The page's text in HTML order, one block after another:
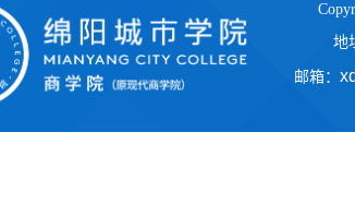
地
邮箱：